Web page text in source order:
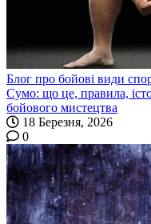
Блог про бойові види
Сумо: що це, правила,
бойового мистецтва
18 Березня, 2026
0